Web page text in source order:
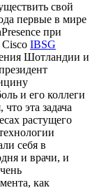
свой
первые в мире
при
Cisco IBSG
Шотландии и
и его коллеги
эта задача
растущего
себя в
и врачи, и
как